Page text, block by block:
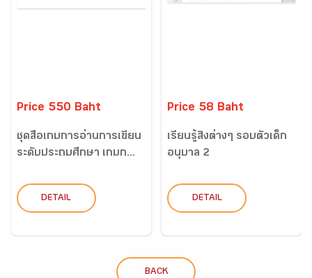
Price 550 Baht
ชุดสื่อเกมการอ่านการเขียน
ระดับประถมศึกษา เกมก...
DETAIL
Price 58 Baht
เรียนรู้สิ่งต่างๆ รอบตัวเด็ก
อนุบาล 2
DETAIL
BACK